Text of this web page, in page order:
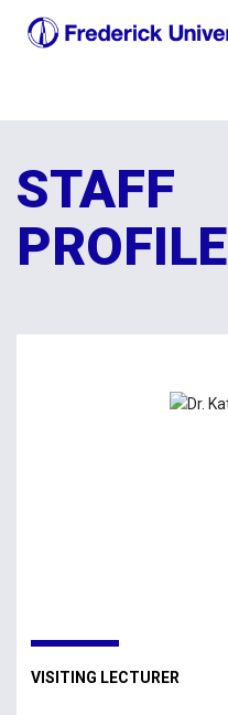
STAFF
PROFILE
VISITING LECTURER